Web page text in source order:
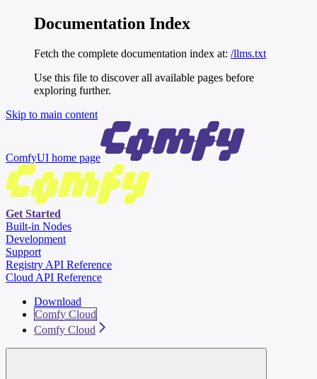
Documentation Index
Fetch the complete documentation index at: /llms.txt
Use this file to discover all available pages before
exploring further.
Skip to main content
ComfyUI home page
Get Started
Built-in Nodes
Development
Support
Registry API Reference
Cloud API Reference
Download
Comfy Cloud
Comfy Cloud